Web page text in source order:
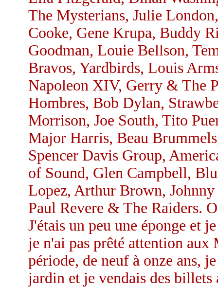
The Mysterians, Julie
Cooke, Gene Krupa, Buddy
Goodman, Louie Bellson,
Bravos, Yardbirds, Louis
Napoleon XIV, Gerry & The
Hombres, Bob Dylan,
Morrison, Joe South, Tito
Major Harris, Beau
Spencer Davis Group,
of Sound, Glen Campbell,
Lopez, Arthur Brown,
Paul Revere & The Raiders.
J'étais un peu une éponge et
je n'ai pas prêté attention
période, de neuf à onze ans,
jardin et je vendais des